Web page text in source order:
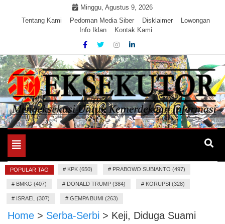
Minggu, Agustus 9, 2026
Tentang Kami
Pedoman Media Siber Disklaimer
Lowongan
Info Iklan
Kontak Kami
EKSEKUTOR
Mengeksekusi Berita Untuk Kemerdekaan dan Keadilan
Toggle
navigation
POPULAR TAG # KPK (650) # PRABOWO SUBIANTO (497)
# BMKG (407) # DONALD TRUMP (384) # KORUPSI (328)
# ISRAEL (307) # GEMPA BUMI (263)
Home > Serba-Serbi > Keji, Diduga Suami